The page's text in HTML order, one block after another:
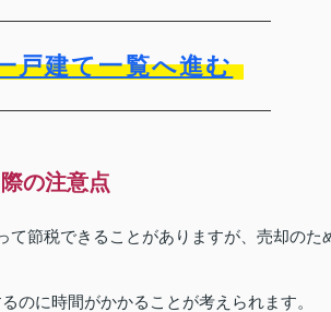
戸建て一覧へ進む
の注意点
節税できることがありますが、売却のた
のに時間がかかることが考えられます。